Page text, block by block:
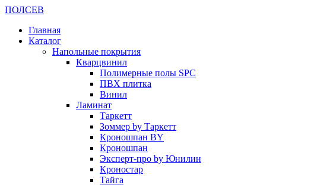
ПОЛСЕВ
Главная
Каталог
Напольные покрытия
Кварцвинил
Полимерные полы SPC
ПВХ плитка
Винил
Ламинат
Таркетт
Зоммер by Таркетт
Кроношпан BY
Кроношпан
Эксперт-про by Юнилин
Кроностар
Тайга